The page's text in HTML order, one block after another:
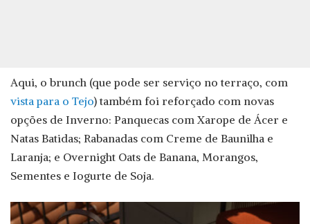
Aqui, o brunch (que pode ser serviço no terraço, com
vista para o Tejo) também foi reforçado com novas
opções de Inverno: Panquecas com Xarope de Ácer e
Natas Batidas; Rabanadas com Creme de Baunilha e
Laranja; e Overnight Oats de Banana, Morangos,
Sementes e Iogurte de Soja.